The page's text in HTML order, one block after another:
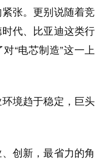
张。更别说随着竞
代、比亚迪这类行
“电芯制造”这一上
境趋于稳定，巨头
创新，最省力的角